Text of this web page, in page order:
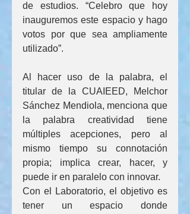
de estudios. “Celebro que hoy
inauguremos este espacio y hago
votos por que sea ampliamente
utilizado”.
Al hacer uso de la palabra, el
titular de la CUAIEED, Melchor
Sánchez Mendiola, menciona que
la palabra creatividad tiene
múltiples acepciones, pero al
mismo tiempo su connotación
propia; implica crear, hacer, y
puede ir en paralelo con innovar.
Con el Laboratorio, el objetivo es
tener un espacio donde